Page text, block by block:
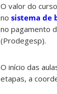
O valor do
no sistema de
no pagamento
(Prodegesp).
O início das
etapas, a